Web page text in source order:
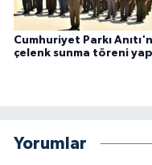
Cumhuriyet Parkı
çelenk sunma töreni
Yorumlar